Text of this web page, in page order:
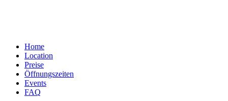
Home
Location
Preise
Öffnungszeiten
Events
FAQ